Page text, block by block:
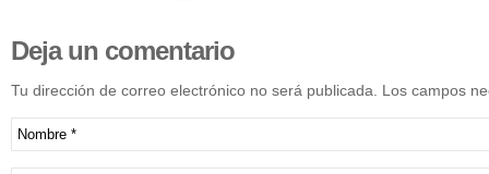
Dejaun comentario
Tu dirección de correo electrónico no será publicada. Los campos